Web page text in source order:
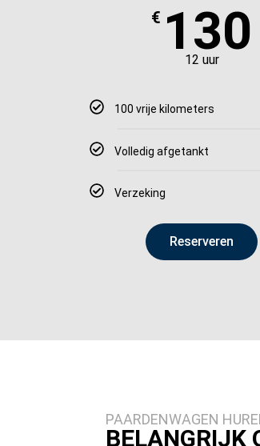
€ 130
12 uur
100 vrije kilometers
Volledig afgetankt
Verzeking
Reserveren
PAARDENWAGEN
BELANGRIJK